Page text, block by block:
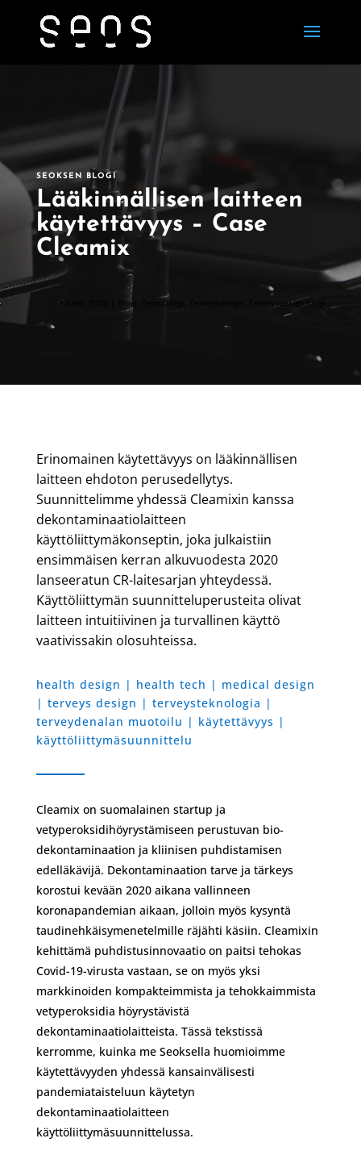
SEOKSEN BLOGI
Lääkinnällisen laitteen
käytettävyys – Case
Cleamix
12 elo, 2020 Blogi Temu blogi Terveysdesign blogi
Erinomainen käytettävyys on lääkinnällisen
laitteen ehdoton perusedellytys.
Suunnittelimme yhdessä Cleamixin kanssa
dekontaminaatiolaitteen
käyttöliittymäkonseptin, joka julkaistiin
ensimmäisen kerran alkuvuodesta 2020
lanseeratun CR-laitesarjan yhteydessä.
Käyttöliittymän suunnitteluperusteita olivat
laitteen intuitiivinen ja turvallinen käyttö
vaativissakin olosuhteissa.
health design | health tech | medical design
| terveys design | terveysteknologia |
terveydenalan muotoilu | käytettävyys |
käyttöliittymäsuunnittelu
Cleamix on suomalainen startup ja
vetyperoksidihöyrystämiseen perustuvan bio-
dekontaminaation ja kliinisen puhdistamisen
edelläkävijä. Dekontaminaation tarve ja tärkeys
korostui kevään 2020 aikana vallinneen
koronapandemian aikaan, jolloin myös kysyntä
taudinehkäisymenetelmille räjähti käsiin. Cleamixin
kehittämä puhdistusinnovaatio on paitsi tehokas
Covid-19-virusta vastaan, se on myös yksi
markkinoiden kompakteimmista ja tehokkaimmista
vetyperoksidia höyrystävistä
dekontaminaatiolaitteista. Tässä tekstissä
kerromme, kuinka me Seoksella huomioimme
käytettävyyden yhdessä kansainvälisesti
pandemiataisteluun käytetyn
dekontaminaatiolaitteen
käyttöliittymäsuunnittelussa.